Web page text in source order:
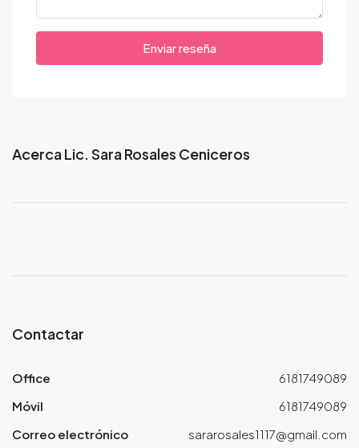
Enviar reseña
Acerca Lic. Sara Rosales Ceniceros
Contactar
Office
6181749089
Móvil
6181749089
Correo electrónico
sararosales1117@gmail.com